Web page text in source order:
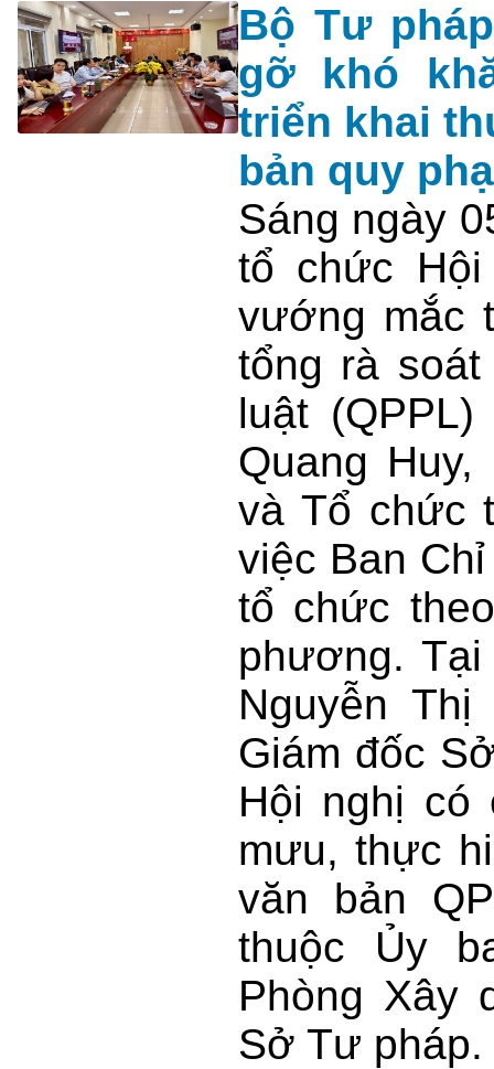
Bộ Tư
gỡ khó
triển khai
bản quy
Sáng ngày
tổ chức
vướng mắc
tổng rà
luật
Quang
và Tổ chức
việc Ban
tổ chức
phương.
Nguyễn
Giám đốc
Hội nghị có
mưu, thực
văn bản
thuộc Ủy
Phòng Xây
Sở Tư pháp.